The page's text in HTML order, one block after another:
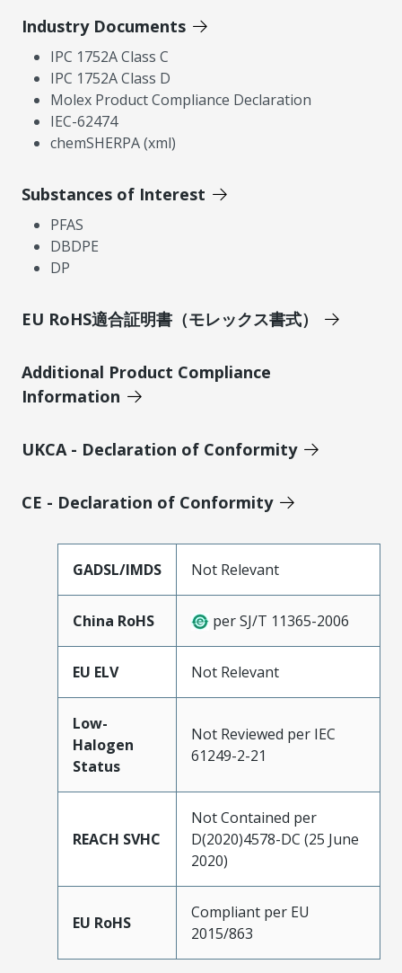
Industry Documents
IPC 1752A Class C
IPC 1752A Class D
Molex Product Compliance Declaration
IEC-62474
chemSHERPA (xml)
Substances of Interest
PFAS
DBDPE
DP
EU RoHS適合証明書（モレックス書式）
Additional Product Compliance
Information
UKCA - Declaration of Conformity
CE - Declaration of Conformity
GADSL/IMDS Not Relevant
China RoHS per SJ/T 11365-2006
EU ELV Not Relevant
Low-
Halogen
Status
Not Reviewed per IEC
61249-2-21
REACH SVHC
Not Contained per
D(2020)4578-DC (25 June
2020)
EU RoHS
Compliant per EU
2015/863